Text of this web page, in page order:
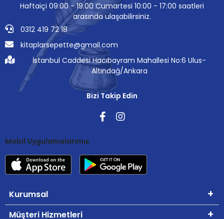
Haftaiçi 09:00 - 19:00 Cumartesi 10:00 - 17:00 saatleri
arasında ulaşabilirsiniz.
0312 419 72 18
kitaplarsepette@gmail.com
İstanbul Caddesi Hacıbayram Mahallesi No:6 Ulus-
Altındağ/Ankara
Bizi Takip Edin
Mobil Uygulamalarımız
Kurumsal
Müşteri Hizmetleri